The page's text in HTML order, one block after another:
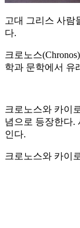
고대 그리스 사람
다.
크로노스
학과 문학에서 유
크로노스와 카이
념으로 등장한다.
인다.
크로노스와 카이